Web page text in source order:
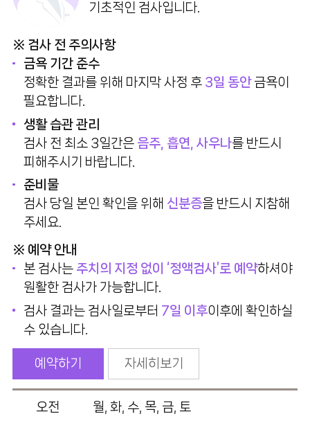
기초적인 검사입니다.
※ 검사 전 주의사항
금욕 기간 준수
정확한 결과를 위해 마지막 사정 후 3일 동안금욕이
필요합니다.
생활 습관 관리
검사 전 최소 3일간은 음주, 흡연, 사우나를 반드시
피해주시기 바랍니다.
준비물
검사 당일 본인 확인을 위해 신분증을 반드시 지참해
주세요.
※ 예약 안내
본 검사는 주치의 지정 없이 ‘정액검사’로 예약하셔야
원활한 검사가 가능합니다.
검사 결과는 검사일로부터 7일 이후이후에 확인하실
수 있습니다.
예약하기 자세히보기
오전 월, 화, 수, 목, 금, 토